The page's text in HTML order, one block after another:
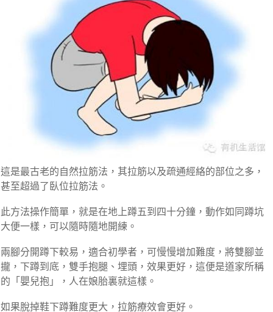
這是最古老的自然拉筋法，其拉筋以及疏通經絡的部位之多，
甚至超過了臥位拉筋法。
此方法操作簡單，就是在地上蹲五到四十分鐘，動作如同蹲坑
大便一樣，可以隨時隨地開練。
兩腳分開蹲下較易，適合初學者，可慢慢增加難度，將雙腳並
攏，下蹲到底，雙手抱腿、埋頭，效果更好，這便是道家所稱
的「嬰兒抱」，人在娘胎裏就這樣。
如果脫掉鞋下蹲難度更大，拉筋療效會更好。